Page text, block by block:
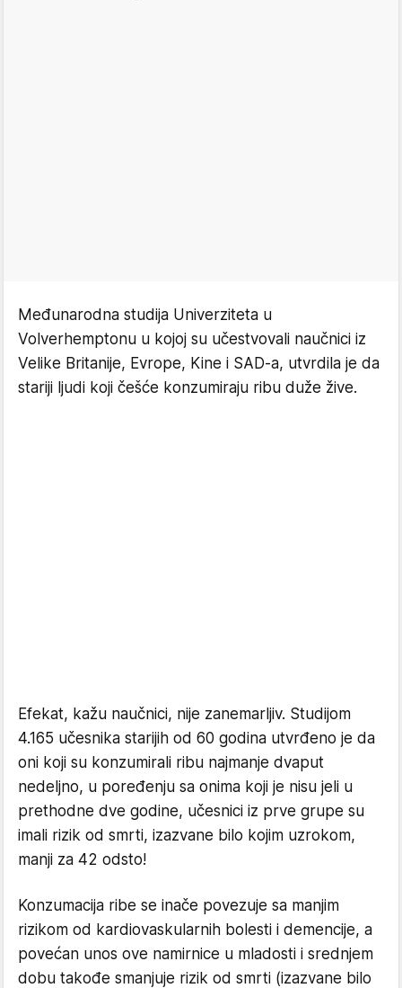
Međunarodna studija Univerziteta u
Volverhemptonu u kojoj su učestvovali naučnici iz
Velike Britanije, Evrope, Kine i SAD-a, utvrdila je da
stariji ljudi koji češće konzumiraju ribu duže žive.
Efekat, kažu naučnici, nije zanemarljiv. Studijom
4.165 učesnika starijih od 60 godina utvrđeno je da
oni koji su konzumirali ribu najmanje dvaput
nedeljno, u poređenju sa onima koji je nisu jeli u
prethodne dve godine, učesnici iz prve grupe su
imali rizik od smrti, izazvane bilo kojim uzrokom,
manji za 42 odsto!
Konzumacija ribe se inače povezuje sa manjim
rizikom od kardiovaskularnih bolesti i demencije, a
povećan unos ove namirnice u mladosti i srednjem
dobu takođe smanjuje rizik od smrti (izazvane bilo